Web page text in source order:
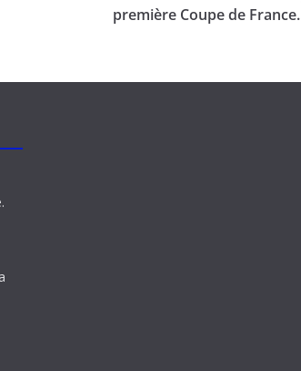
première Coupe de France.